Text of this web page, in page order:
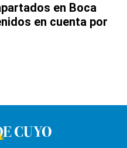
en Boca
en cuenta por